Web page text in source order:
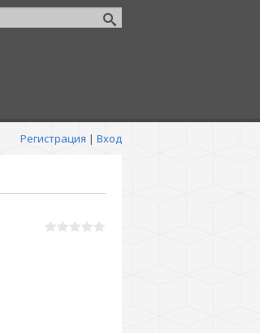
Регистрация | Вход